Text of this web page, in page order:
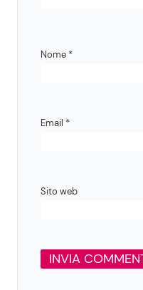
Nome *
Email *
Sito web